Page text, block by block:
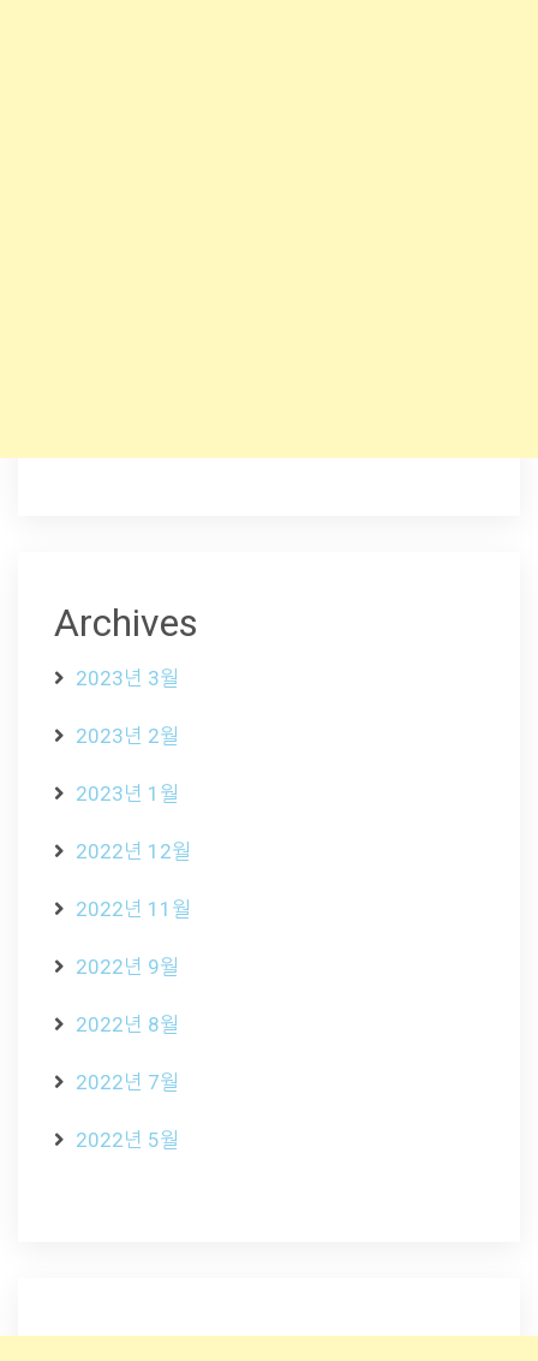
Archives
2023년 3월
2023년 2월
2023년 1월
2022년 12월
2022년 11월
2022년 9월
2022년 8월
2022년 7월
2022년 5월